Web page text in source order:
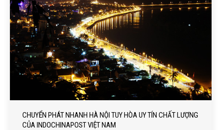
CHUYỂN PHÁT NHANH HÀ NỘI TUY HÒA UY TÍN CHẤT LƯỢNG
CỦA INDOCHINAPOST VIỆT NAM